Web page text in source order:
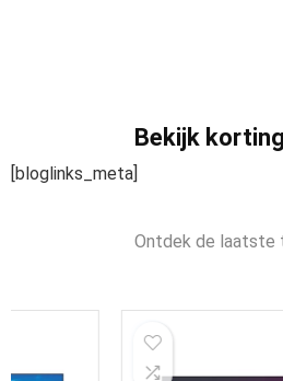
Bekijk
[bloglinks_meta]
Ontdek de laatste